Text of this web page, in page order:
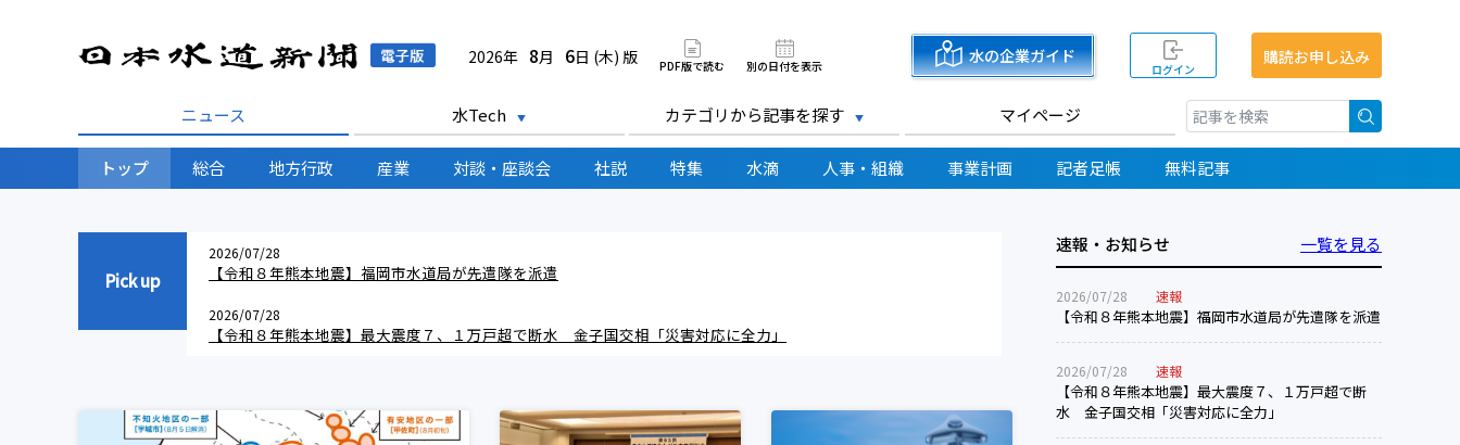
日本水道新聞 電子版
2026年 8月 6日 (木) 版 PDF版で読む 別の日付を表示 水の企業ガイド
ログイン
購読お申し込み
ニュース 水Tech カテゴリから記事を探す マイページ
トップ 総合 地方行政 産業 対談・座談会 社説 特集 水滴 人事・組織 事業計画 記者足帳 無料記事
Pick up
2026/07/28
【令和８年熊本地震】福岡市水道局が先遣隊を派遣
2026/07/28
【令和８年熊本地震】最大震度７、１万戸超で断水 金子国交相「災害対応に全力」
断水解消 ８月末まで 国交省が見通し、早期復旧へ一丸諸課題解決へ連携対応 日水協九州支部総会、審議終了後地震で中止
官民連携へ役割明確化 明電舎、Ｏ＆Ｍ事業を子会社の明電
速報・お知らせ 一覧を見る
2026/07/28 速報
【令和８年熊本地震】福岡市水道局が先遣隊を派遣
2026/07/28 速報
【令和８年熊本地震】最大震度７、１万戸超で断
水 金子国交相「災害対応に全力」